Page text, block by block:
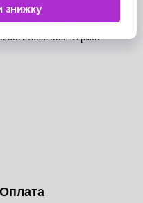
м. Дніпро, вул. Івана
темне місце при t +5 Cдо
виготовлення.Термін
Оплата